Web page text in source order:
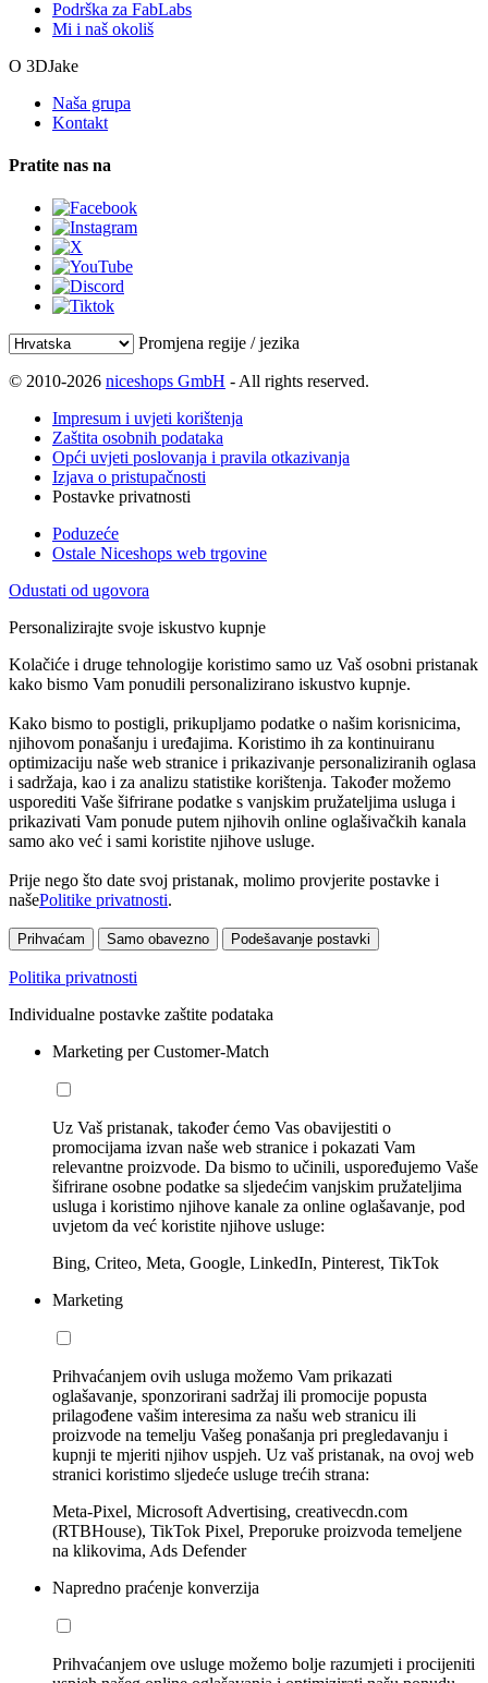
Podrška za FabLabs
Mi i naš okoliš
O 3DJake
Naša grupa
Kontakt
Pratite nas na
Promjena regije / jezika
© 2010-2026 niceshops GmbH - All rights reserved.
Impresum i uvjeti korištenja
Zaštita osobnih podataka
Opći uvjeti poslovanja i pravila otkazivanja
Izjava o pristupačnosti
Postavke privatnosti
Poduzeće
Ostale Niceshops web trgovine
Odustati od ugovora
Personalizirajte svoje iskustvo kupnje
Kolačiće i druge tehnologije koristimo samo uz Vaš osobni pristanak
kako bismo Vam ponudili personalizirano iskustvo kupnje.
Kako bismo to postigli, prikupljamo podatke o našim korisnicima,
njihovom ponašanju i uređajima. Koristimo ih za kontinuiranu
optimizaciju naše web stranice i prikazivanje personaliziranih oglasa
i sadržaja, kao i za analizu statistike korištenja. Također možemo
usporediti Vaše šifrirane podatke s vanjskim pružateljima usluga i
prikazivati Vam ponude putem njihovih online oglašivačkih kanala
samo ako već i sami koristite njihove usluge.
Prije nego što date svoj pristanak, molimo provjerite postavke i
našePolitike privatnosti.
Prihvaćam Samo obavezno Podešavanje postavki
Politika privatnosti
Individualne postavke zaštite podataka
Marketing per Customer-Match
Uz Vaš pristanak, također ćemo Vas obavijestiti o
promocijama izvan naše web stranice i pokazati Vam
relevantne proizvode. Da bismo to učinili, uspoređujemo Vaše
šifrirane osobne podatke sa sljedećim vanjskim pružateljima
usluga i koristimo njihove kanale za online oglašavanje, pod
uvjetom da već koristite njihove usluge:
Bing, Criteo, Meta, Google, LinkedIn, Pinterest, TikTok
Marketing
Prihvaćanjem ovih usluga možemo Vam prikazati
oglašavanje, sponzorirani sadržaj ili promocije popusta
prilagođene vašim interesima za našu web stranicu ili
proizvode na temelju Vašeg ponašanja pri pregledavanju i
kupnji te mjeriti njihov uspjeh. Uz vaš pristanak, na ovoj web
stranici koristimo sljedeće usluge trećih strana:
Meta-Pixel, Microsoft Advertising, creativecdn.com
(RTBHouse), TikTok Pixel, Preporuke proizvoda temeljene
na klikovima, Ads Defender
Napredno praćenje konverzija
Prihvaćanjem ove usluge možemo bolje razumjeti i procijeniti